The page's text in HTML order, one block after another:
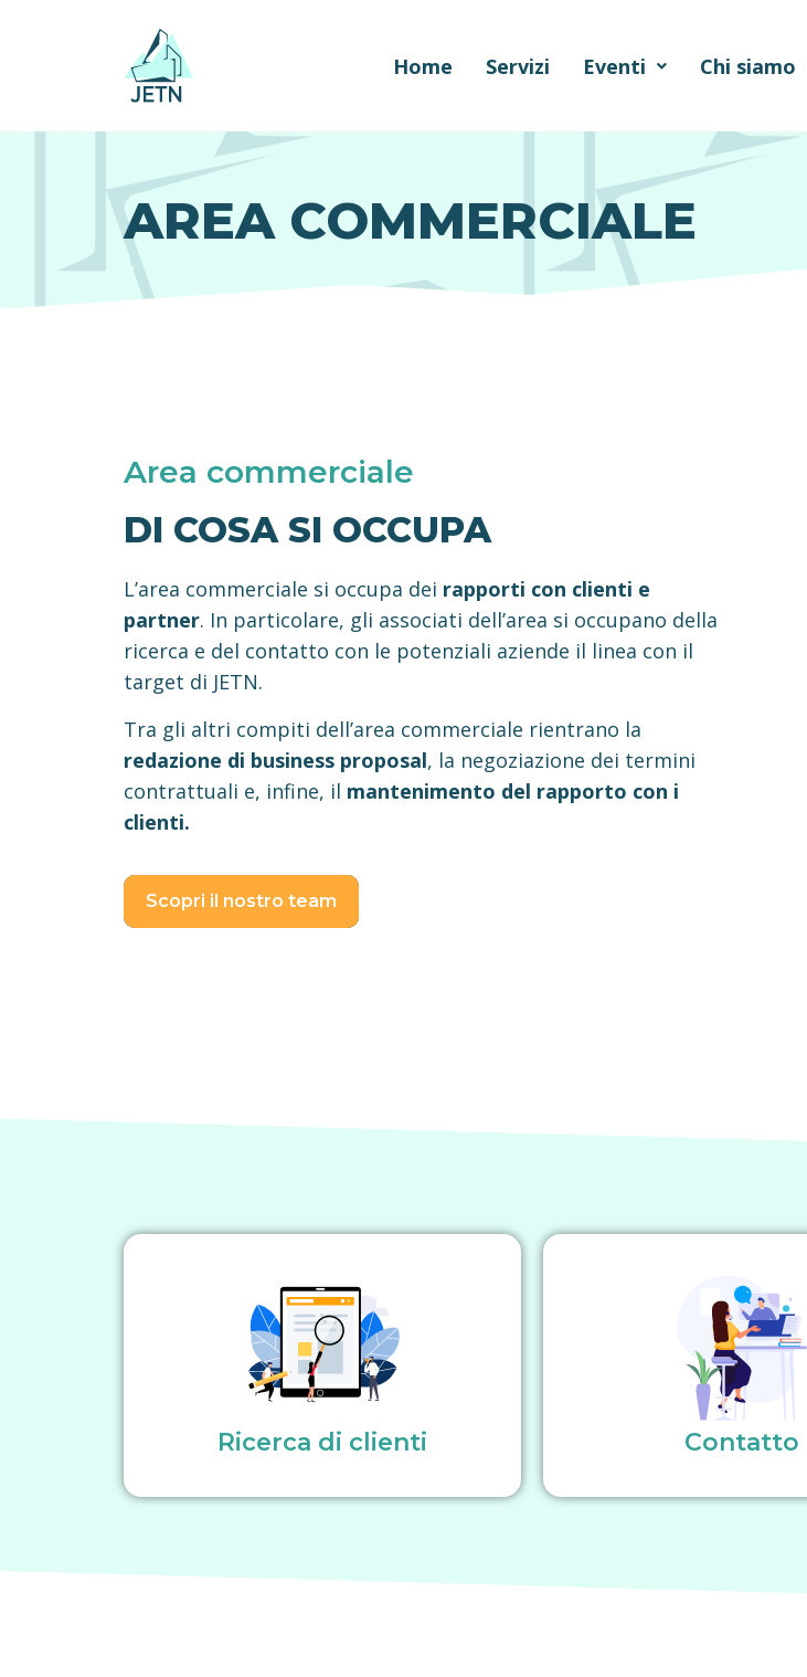
Home Servizi Eventi Chi siamo
AREA COMMERCIALE
Area commerciale
DI COSA SI OCCUPA
L’area commerciale si occupa dei rapporti con clienti e
partner. In particolare, gli associati dell’area si occupano della
ricerca e del contatto con le potenziali aziende il linea con il
target di JETN.
Tra gli altri compiti dell’area commerciale rientrano la
redazione di business proposal, la negoziazione dei termini
contrattuali e, infine, il mantenimento del rapporto con i
clienti.
Scopri il nostro team
Ricerca di clienti Contatto